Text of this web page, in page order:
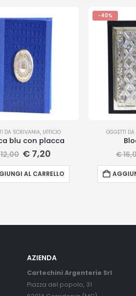
DA SCRIVANIA, UFFICIO
blu con placca
€ 7,20
AL CARRELLO
-40%
OGGETTI
€
AZIENDA
Cartechini Argenterie Srl
Piazza del popolo, 31